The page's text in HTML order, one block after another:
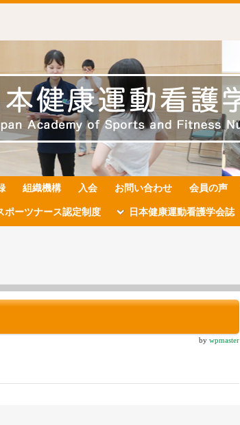
組織機構 入会 お問い合わせ 会員の声
ポーツナース認定制度 日本健康運動看護学会誌
by wpmaster